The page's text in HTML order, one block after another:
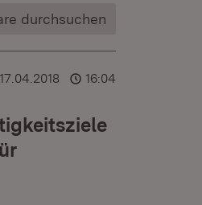
durchsuchen
17.04.2018 16:04